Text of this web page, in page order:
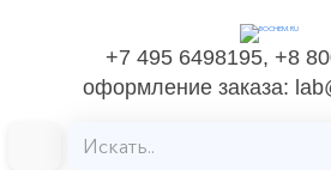
+7 495 6498195, +8
оформление заказа: